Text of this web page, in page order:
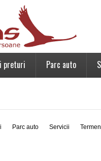
preturi Parc auto
Parc auto Servicii